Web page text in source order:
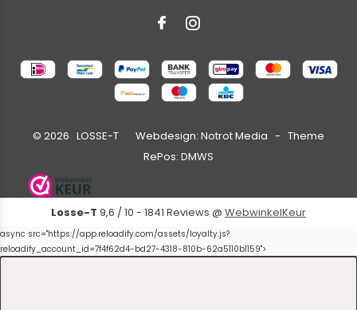
© 2026 LOSSE-T Webdesign: Notrot Media - Theme
RePos: DMWS
Losse-T 9,6 / 10 - 1841 Reviews @ WebwinkelKeur
async src="https://app.reloadify.com/assets/loyalty.js?
reloadify_account_id=7f4f62d4-bd27-4318-810b-62a5110b1159">